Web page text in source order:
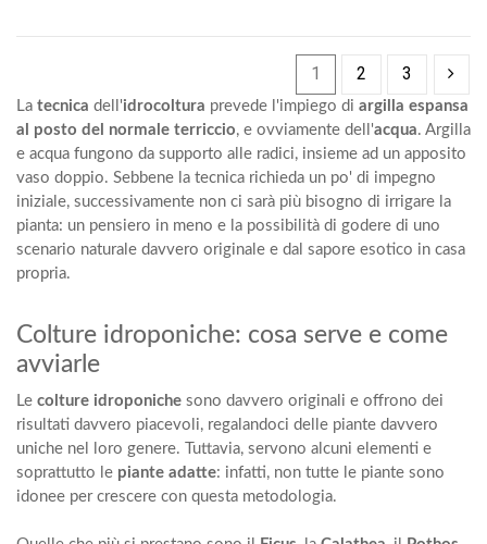
1 2 3
La tecnica dell'idrocoltura prevede l'impiego di argilla espansa
al posto del normale terriccio, e ovviamente dell'acqua. Argilla
e acqua fungono da supporto alle radici, insieme ad un apposito
vaso doppio. Sebbene la tecnica richieda un po' di impegno
iniziale, successivamente non ci sarà più bisogno di irrigare la
pianta: un pensiero in meno e la possibilità di godere di uno
scenario naturale davvero originale e dal sapore esotico in casa
propria.
Colture idroponiche: cosa serve e come
avviarle
Le colture idroponiche sono davvero originali e offrono dei
risultati davvero piacevoli, regalandoci delle piante davvero
uniche nel loro genere. Tuttavia, servono alcuni elementi e
soprattutto le piante adatte: infatti, non tutte le piante sono
idonee per crescere con questa metodologia.